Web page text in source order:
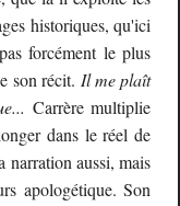
historiques, qu'ici
forcément le plus
son récit. Il me plaît
Carrère multiplie
dans le réel de
narration aussi, mais
apologétique. Son